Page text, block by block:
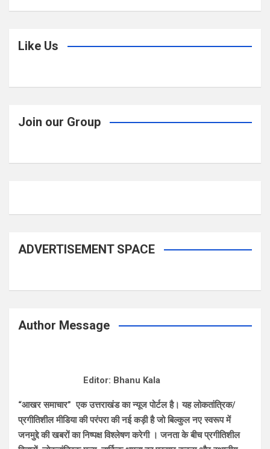
Like Us
Join our Group
ADVERTISEMENT SPACE
Author Message
Editor: Bhanu Kala
“आखर समाचार” एक उत्तराखंड का न्यूज पोर्टल है। यह लोकतांत्रिक/
प्रगीतिशील मीडिया की परंपरा की नई कड़ी है जो बिल्कुल नए स्वरूप में
जनमुद्दे की खबरों का निष्पक्ष विश्लेषण करेगी । जनता के बीच प्रगीतिशील